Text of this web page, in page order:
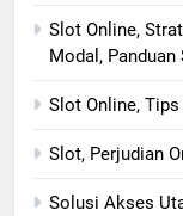
Slot Online,
Modal, Panduan
Slot Online,
Slot, Perjudian
Solusi Akses